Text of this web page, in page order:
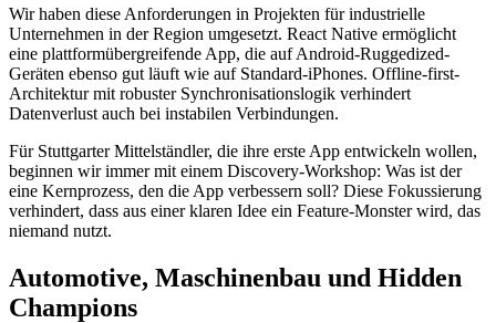
Wir haben diese Anforderungen in Projekten für industrielle
Unternehmen in der Region umgesetzt. React Native ermöglicht
eine plattformübergreifende App, die auf Android-Ruggedized-
Geräten ebenso gut läuft wie auf Standard-iPhones. Offline-first-
Architektur mit robuster Synchronisationslogik verhindert
Datenverlust auch bei instabilen Verbindungen.
Für Stuttgarter Mittelständler, die ihre erste App entwickeln wollen,
beginnen wir immer mit einem Discovery-Workshop: Was ist der
eine Kernprozess, den die App verbessern soll? Diese Fokussierung
verhindert, dass aus einer klaren Idee ein Feature-Monster wird, das
niemand nutzt.
Automotive, Maschinenbau und Hidden
Champions